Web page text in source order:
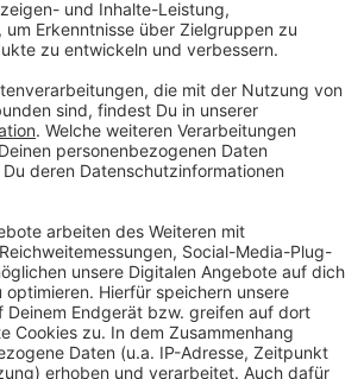
zum Thema Radverkehr
neuen Radweg auf der Bilker- und